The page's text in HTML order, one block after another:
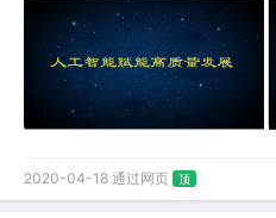
2020-04-18 通过网页 顶